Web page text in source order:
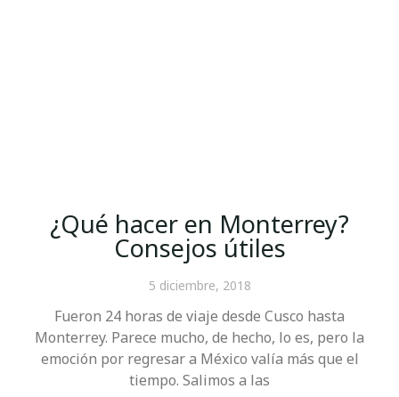
¿Qué hacer en Monterrey?
Consejos útiles
5 diciembre, 2018
Fueron 24 horas de viaje desde Cusco hasta
Monterrey. Parece mucho, de hecho, lo es, pero la
emoción por regresar a México valía más que el
tiempo. Salimos a las